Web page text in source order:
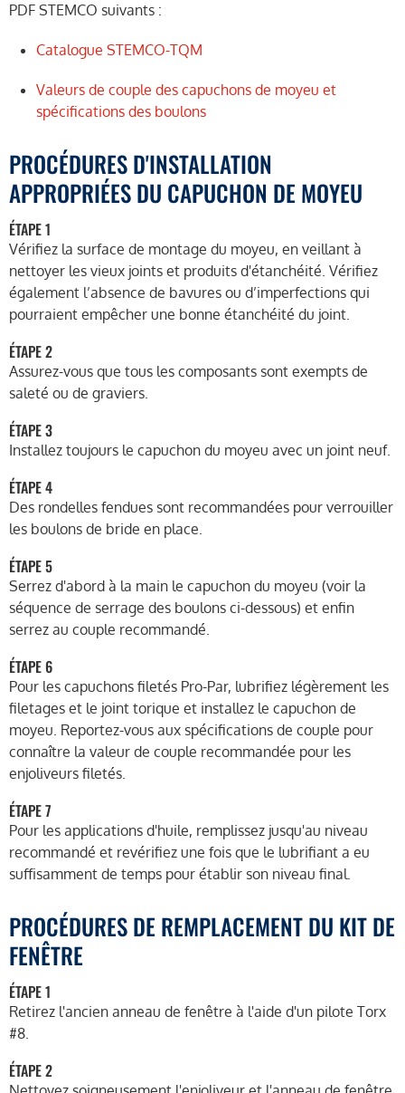
PDF STEMCO suivants :
Catalogue STEMCO-TQM
Valeurs de couple des capuchons de moyeu et
spécifications des boulons
PROCÉDURES D'INSTALLATION
APPROPRIÉES DU CAPUCHON DE MOYEU
ÉTAPE 1
Vérifiez la surface de montage du moyeu, en veillant à
nettoyer les vieux joints et produits d'étanchéité. Vérifiez
également l’absence de bavures ou d’imperfections qui
pourraient empêcher une bonne étanchéité du joint.
ÉTAPE 2
Assurez-vous que tous les composants sont exempts de
saleté ou de graviers.
ÉTAPE 3
Installez toujours le capuchon du moyeu avec un joint neuf.
ÉTAPE 4
Des rondelles fendues sont recommandées pour verrouiller
les boulons de bride en place.
ÉTAPE 5
Serrez d'abord à la main le capuchon du moyeu (voir la
séquence de serrage des boulons ci-dessous) et enfin
serrez au couple recommandé.
ÉTAPE 6
Pour les capuchons filetés Pro-Par, lubrifiez légèrement les
filetages et le joint torique et installez le capuchon de
moyeu. Reportez-vous aux spécifications de couple pour
connaître la valeur de couple recommandée pour les
enjoliveurs filetés.
ÉTAPE 7
Pour les applications d'huile, remplissez jusqu'au niveau
recommandé et revérifiez une fois que le lubrifiant a eu
suffisamment de temps pour établir son niveau final.
PROCÉDURES DE REMPLACEMENT DU KIT DE
FENÊTRE
ÉTAPE 1
Retirez l'ancien anneau de fenêtre à l'aide d'un pilote Torx
#8.
ÉTAPE 2